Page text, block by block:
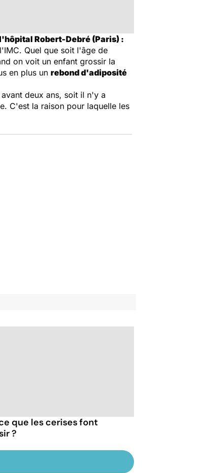
Robert-Debré (Paris) :
Quel que soit l'âge de
on voit un enfant grossir la
en plus un rebond d'adiposité
deux ans, soit il n'y a
C'est la raison pour laquelle les
que les cerises font
?